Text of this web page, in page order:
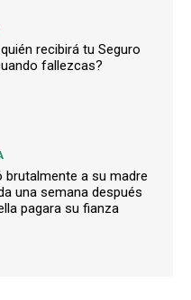
recibirá tu Seguro
fallezcas?
brutalmente a su madre
una semana después
pagara su fianza